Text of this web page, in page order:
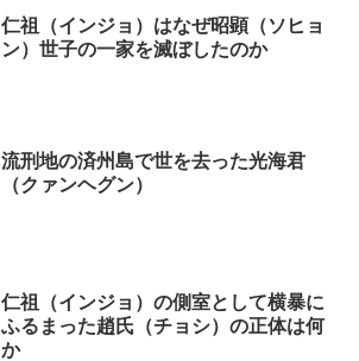
仁祖（インジョ）はなぜ昭顕（ソヒョ
ン）世子の一家を滅ぼしたのか
流刑地の済州島で世を去った光海君
（クァンヘグン）
仁祖（インジョ）の側室として横暴に
ふるまった趙氏（チョシ）の正体は何
か